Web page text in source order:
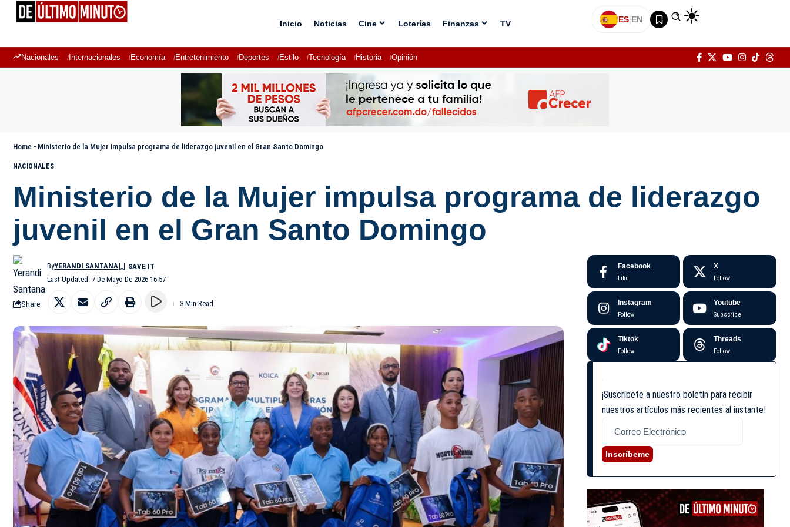
Inicio Noticias Cine Loterías Finanzas TV ES|EN
Nacionales Internacionales Economía Entretenimiento Deportes Estilo Tecnología Historia Opinión
Home - Ministerio de la Mujer impulsa programa de liderazgo juvenil en el Gran Santo Domingo
NACIONALES
Ministerio de la Mujer impulsa programa de liderazgo
juvenil en el Gran Santo Domingo
Last Updated: 7 De Mayo De 2026 16:57
ByYERANDI SANTANA
Share 3 Min Read
Facebook
Like
X
Follow
Instagram
Follow
Youtube
Subscribe
Tiktok
Follow
Threads
Follow
¡Suscríbete a nuestro boletín para recibir
nuestros artículos más recientes al instante!
Inscríbeme